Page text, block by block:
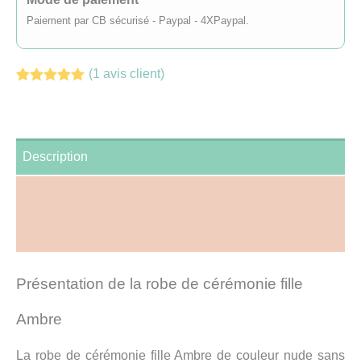
Paiement par CB sécurisé - Paypal - 4XPaypal.
(1 avis client)
Description
Présentation de la robe de cérémonie fille
Ambre
La robe de cérémonie fille Ambre de couleur nude sans